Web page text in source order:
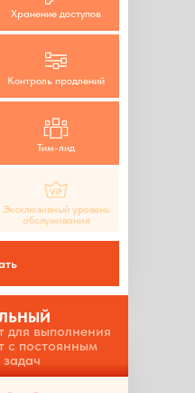
Хранение доступов
Контроль продлений
Тим-лид
Эксклюзивный уровень
обслуживания
для выполнения
с постоянным